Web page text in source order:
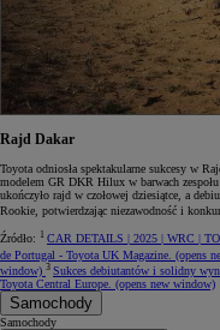
Rajd Dakar
Toyota odniosła spektakularne sukcesy w
modelem GR DKR Hilux w barwach
ukończyło rajd w czołowej dziesiątce, a
Rookie, potwierdzając niezawodność i
Źródło: 1 CAR DETAILS | 2025 | WRC |
de Portugal - Toyota UK Magazine. (opens
window) 3 Sukces debiutantów i solidny
Toyota Central Europe. (opens new window)
Samochody
Samochody